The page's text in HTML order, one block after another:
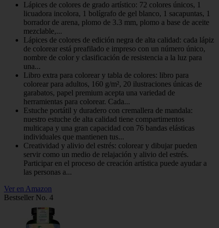
Lápices de colores de grado artístico: 72 colores únicos, 1
licuadora incolora, 1 bolígrafo de gel blanco, 1 sacapuntas, 1
borrador de arena, plomo de 3.3 mm, plomo a base de aceite
mezclable,...
Lápices de colores de edición negra de alta calidad: cada lápiz
de colorear está preafilado e impreso con un número único,
nombre de color y clasificación de resistencia a la luz para
una...
Libro extra para colorear y tabla de colores: libro para
colorear para adultos, 160 g/m², 20 ilustraciones únicas de
garabatos, papel premium acepta una variedad de
herramientas para colorear. Cada...
Estuche portátil y duradero con cremallera de mandala:
nuestro estuche de alta calidad tiene compartimentos
multicapa y una gran capacidad con 76 bandas elásticas
individuales que mantienen tus...
Creatividad y alivio del estrés: colorear y dibujar pueden
servir como un medio de relajación y alivio del estrés.
Participar en el proceso de creación artística puede ayudar a
las personas a...
Ver en Amazon
Bestseller No. 4